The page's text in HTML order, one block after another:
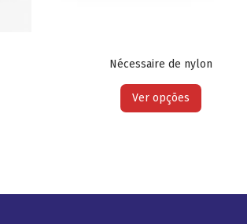
Nécessaire de nylon
Ver opções